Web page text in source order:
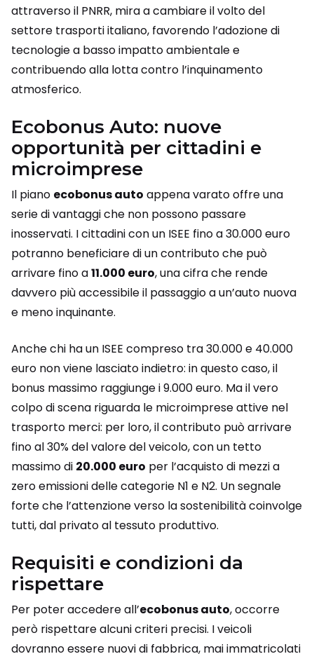
attraverso il PNRR, mira a cambiare il volto del
settore trasporti italiano, favorendo l’adozione di
tecnologie a basso impatto ambientale e
contribuendo alla lotta contro l’inquinamento
atmosferico.
Ecobonus Auto: nuove
opportunità per cittadini e
microimprese
Il piano ecobonus auto appena varato offre una
serie di vantaggi che non possono passare
inosservati. I cittadini con un ISEE fino a 30.000 euro
potranno beneficiare di un contributo che può
arrivare fino a11.000 euro, una cifra che rende
davvero più accessibile il passaggio a un’auto nuova
e meno inquinante.
Anche chi ha un ISEE compreso tra 30.000 e 40.000
euro non viene lasciato indietro: in questo caso, il
bonus massimo raggiunge i 9.000 euro. Ma il vero
colpo di scena riguarda le microimprese attive nel
trasporto merci: per loro, il contributo può arrivare
fino al 30% del valore del veicolo, con un tetto
massimo di 20.000 euro per l’acquisto di mezzi a
zero emissioni delle categorie N1 e N2. Un segnale
forte che l’attenzione verso la sostenibilità coinvolge
tutti, dal privato al tessuto produttivo.
Requisiti e condizioni da
rispettare
Per poter accedere all’ecobonus auto, occorre
però rispettare alcuni criteri precisi. I veicoli
dovranno essere nuovi di fabbrica, mai immatricolati